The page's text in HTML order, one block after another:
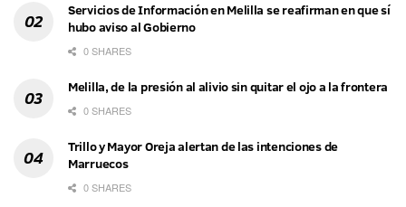
Servicios de Información en Melilla se reafirman en que sí
hubo aviso al Gobierno
0 SHARES
Melilla, de la presión al alivio sin quitar el ojo a la frontera
0 SHARES
Trillo y Mayor Oreja alertan de las intenciones de
Marruecos
0 SHARES